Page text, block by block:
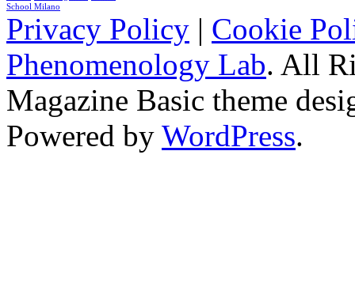
School Milano
Privacy Policy | Cookie
Phenomenology Lab. All
Magazine Basic theme
Powered by WordPress.